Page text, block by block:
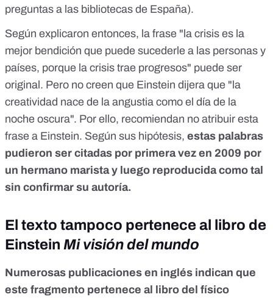
preguntas a las bibliotecas de España).
Según explicaron entonces, la frase "la crisis es la
mejor bendición que puede sucederle a las personas y
países, porque la crisis trae progresos" puede ser
original. Pero no creen que Einstein dijera que "la
creatividad nace de la angustia como el día de la
noche oscura". Por ello, recomiendan no atribuir esta
frase a Einstein. Según sus hipótesis, estas palabras
pudieron ser citadas por primera vez en 2009 por
un hermano marista y luego reproducida como tal
sin confirmar su autoría.
El texto tampoco pertenece al libro de
Einstein Mi visión del mundo
Numerosas publicaciones en inglés indican que
este fragmento pertenece al libro del físico